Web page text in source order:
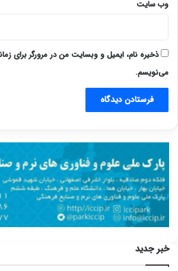
وب‌ سایت
ذخیره نام، ایمیل و وبسایت من در مرورگر برای
می‌نویسم.
خبر جدید